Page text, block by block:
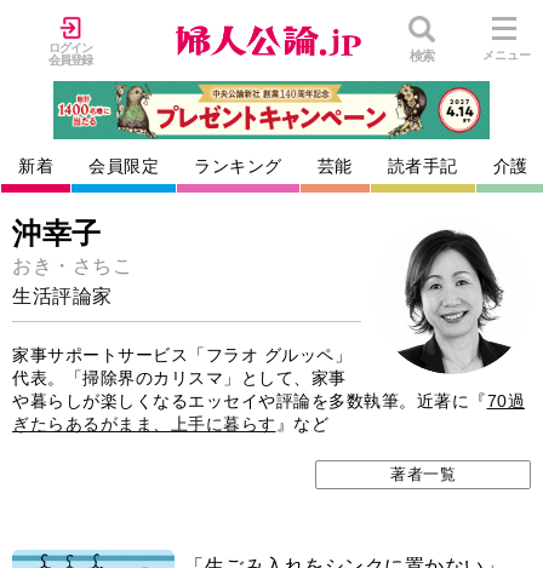
ログイン
会員登録
検索 メニュー
新着 会員限定 ランキング 芸能 読者手記 介護
沖幸子
おき・さちこ
生活評論家
家事サポートサービス「フラオ グルッペ」
代表。「掃除界のカリスマ」として、家事
や暮らしが楽しくなるエッセイや評論を多数執筆。近著に『70過
ぎたらあるがまま、上手に暮らす 』など
著者一覧